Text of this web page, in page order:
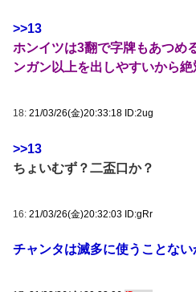
>>13
ホンイツは3翻で字牌もあつめ
ンガン以上を出しやすいから
18: 21/03/26(金)20:33:18 ID:2ug
>>13
ちょいむず？二盃口か？
16: 21/03/26(金)20:32:03 ID:gRr
チャンタは滅多に使うことない